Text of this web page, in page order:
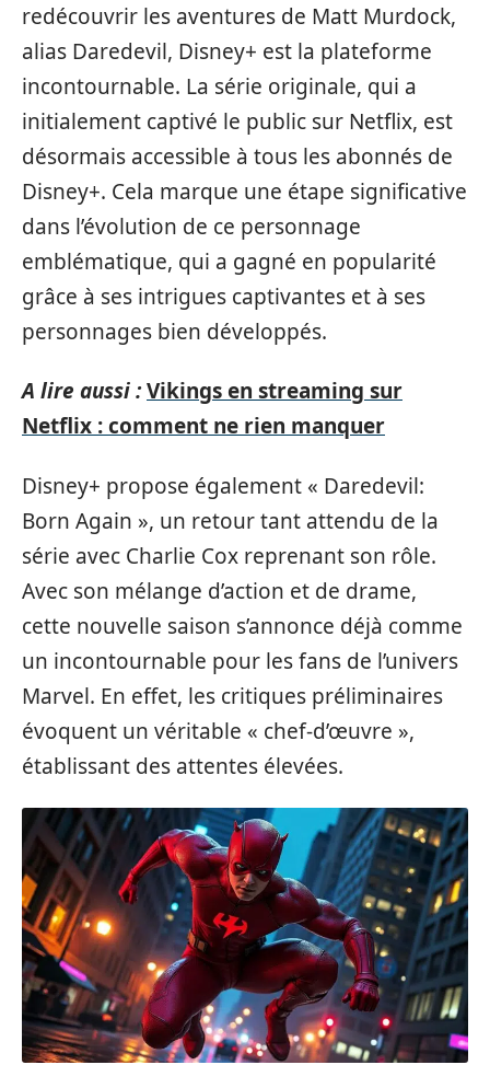
redécouvrir les aventures de Matt Murdock,
alias Daredevil, Disney+ est la plateforme
incontournable. La série originale, qui a
initialement captivé le public sur Netflix, est
désormais accessible à tous les abonnés de
Disney+. Cela marque une étape significative
dans l’évolution de ce personnage
emblématique, qui a gagné en popularité
grâce à ses intrigues captivantes et à ses
personnages bien développés.
A lire aussi :Vikings en streaming sur
Netflix : comment ne rien manquer
Disney+ propose également « Daredevil:
Born Again », un retour tant attendu de la
série avec Charlie Cox reprenant son rôle.
Avec son mélange d’action et de drame,
cette nouvelle saison s’annonce déjà comme
un incontournable pour les fans de l’univers
Marvel. En effet, les critiques préliminaires
évoquent un véritable « chef-d’œuvre »,
établissant des attentes élevées.